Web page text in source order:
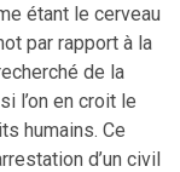
étant le cerveau
par rapport à la
de la
l’on en croit le
humains. Ce
d’un civil